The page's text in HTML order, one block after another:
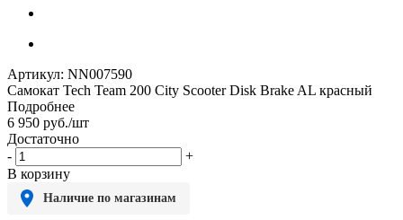
Артикул: NN007590
Самокат Tech Team 200 City Scooter Disk Brake AL красный
Подробнее
6 950 руб./шт
Достаточно
-
+
В корзину
Наличие по магазинам